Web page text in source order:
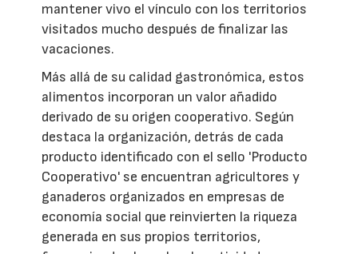
mantener vivo el vínculo con los territorios
visitados mucho después de finalizar las
vacaciones.
Más allá de su calidad gastronómica, estos
alimentos incorporan un valor añadido
derivado de su origen cooperativo. Según
destaca la organización, detrás de cada
producto identificado con el sello 'Producto
Cooperativo' se encuentran agricultores y
ganaderos organizados en empresas de
economía social que reinvierten la riqueza
generada en sus propios territorios,